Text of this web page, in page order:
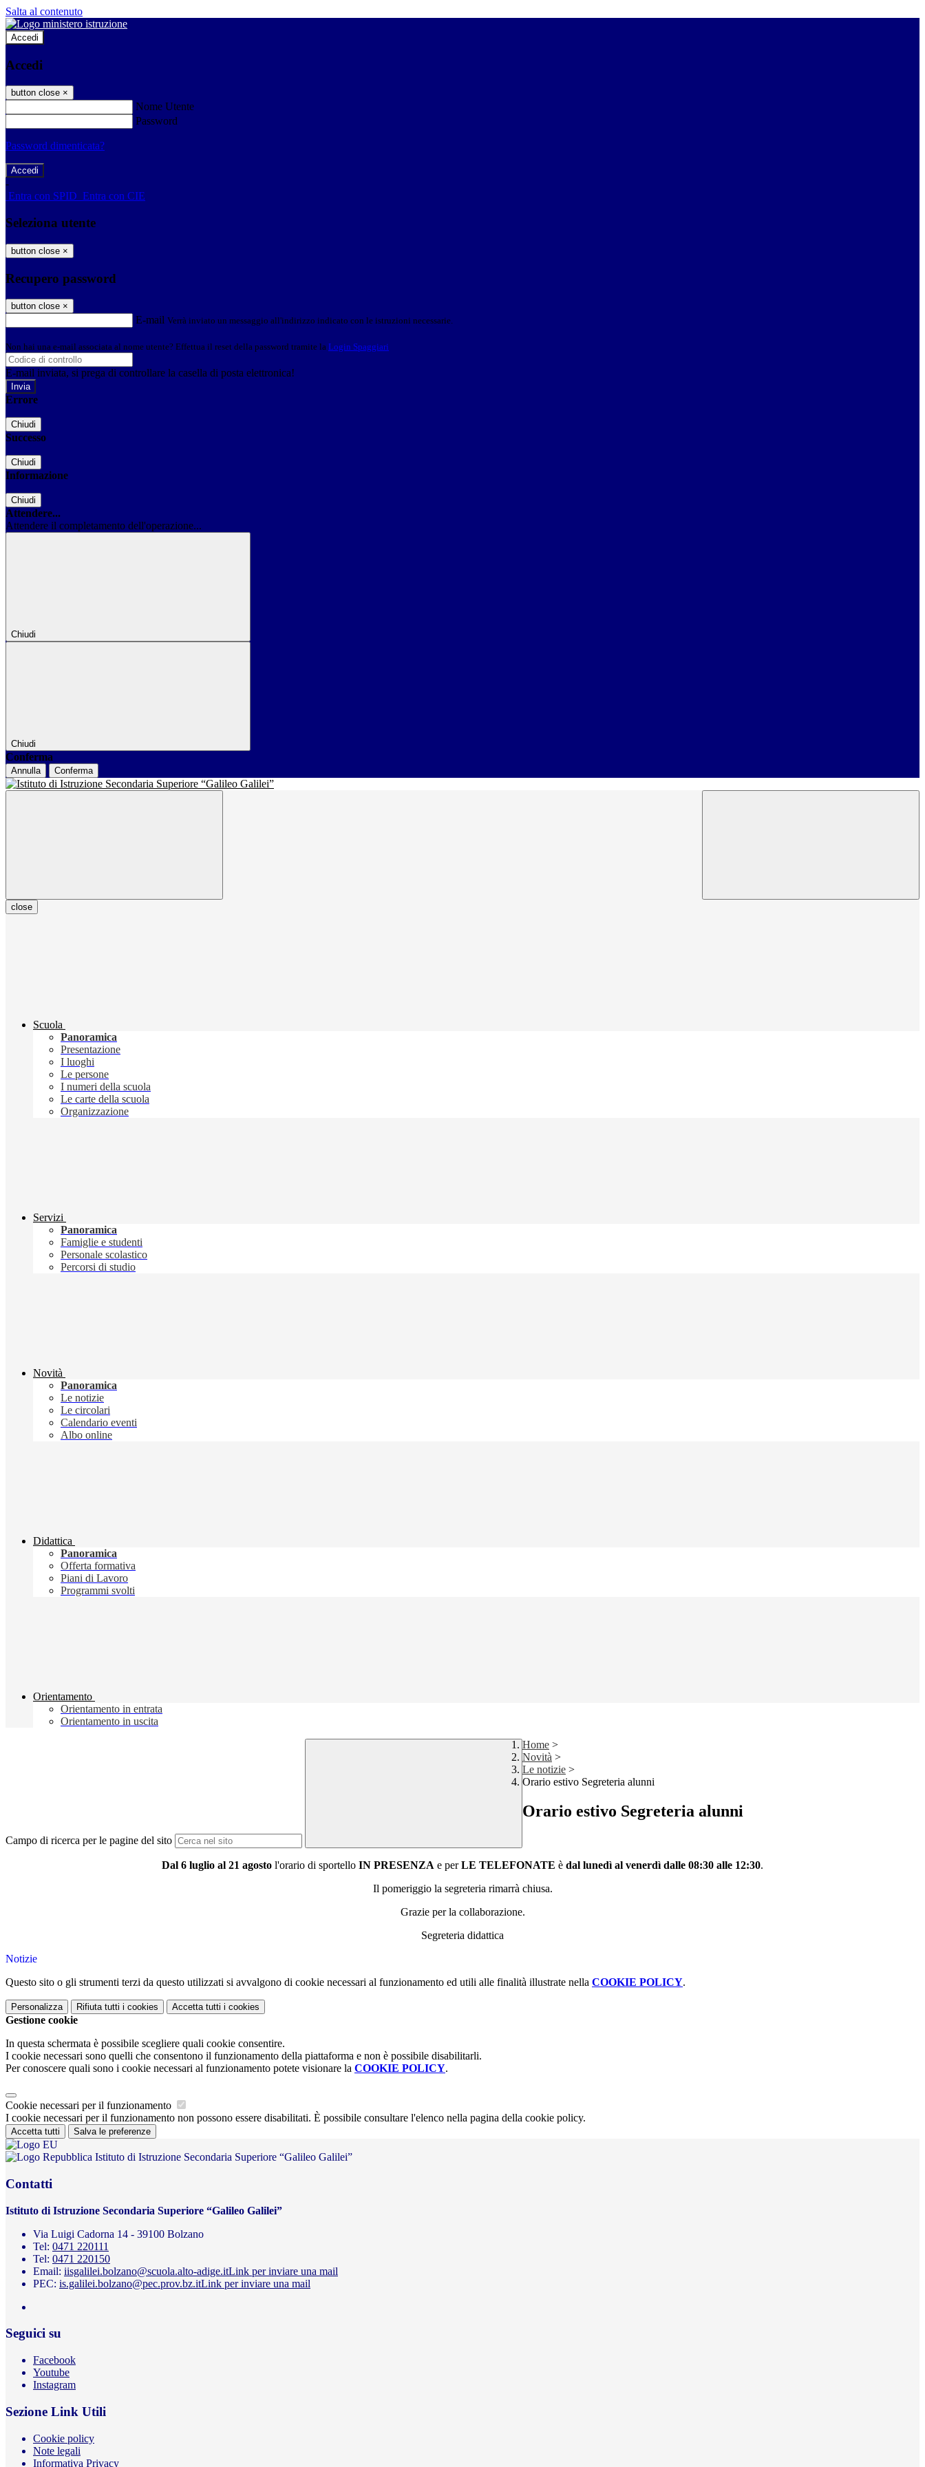
Salta al contenuto
Accedi
Accedi
button close ×
Nome Utente
Password
Password dimenticata?
-
Entra con SPID Entra con CIE
Seleziona utente
button close ×
Recupero password
button close ×
E-mail Verrà inviato un messaggio all'indirizzo indicato con le istruzioni necessarie.
Non hai una e-mail associata al nome utente? Effettua il reset della password tramite la Login Spaggiari
E-mail inviata, si prega di controllare la casella di posta elettronica!
Errore
Chiudi
Successo
Chiudi
Informazione
Chiudi
Attendere...
Attendere il completamento dell'operazione...
Chiudi
Chiudi
Conferma
Annulla Conferma
close
Scuola
Panoramica
Presentazione
I luoghi
Le persone
I numeri della scuola
Le carte della scuola
Organizzazione
Servizi
Panoramica
Famiglie e studenti
Personale scolastico
Percorsi di studio
Novità
Panoramica
Le notizie
Le circolari
Calendario eventi
Albo online
Didattica
Panoramica
Offerta formativa
Piani di Lavoro
Programmi svolti
Orientamento
Orientamento in entrata
Orientamento in uscita
Campo di ricerca per le pagine del sito
Home >
Novità >
Le notizie >
Orario estivo Segreteria alunni
Orario estivo Segreteria alunni
Dal 6 luglio al 21 agosto l'orario di sportello IN PRESENZA e perLE TELEFONATE è dal lunedì al venerdì dalle 08:30 alle 12:30.
Il pomeriggio la segreteria rimarrà chiusa.
Grazie per la collaborazione.
Segreteria didattica
Notizie
Questo sito o gli strumenti terzi da questo utilizzati si avvalgono di cookie necessari al funzionamento ed utili alle finalità illustrate nella COOKIE POLICY.
Personalizza Rifiuta tutti i cookies Accetta tutti i cookies
Gestione cookie
In questa schermata è possibile scegliere quali cookie consentire.
I cookie necessari sono quelli che consentono il funzionamento della piattaforma e non è possibile disabilitarli.
Per conoscere quali sono i cookie necessari al funzionamento potete visionare la COOKIE POLICY.
Cookie necessari per il funzionamento
I cookie necessari per il funzionamento non possono essere disabilitati. È possibile consultare l'elenco nella pagina della cookie policy.
Accetta tutti Salva le preferenze
Istituto di Istruzione Secondaria Superiore “Galileo Galilei”
Contatti
Istituto di Istruzione Secondaria Superiore “Galileo Galilei”
Via Luigi Cadorna 14 - 39100 Bolzano
Tel: 0471 220111
Tel: 0471 220150
Email: iisgalilei.bolzano@scuola.alto-adige.itLink per inviare una mail
PEC: is.galilei.bolzano@pec.prov.bz.itLink per inviare una mail
Seguici su
Facebook
Youtube
Instagram
Sezione Link Utili
Cookie policy
Note legali
Informativa Privacy